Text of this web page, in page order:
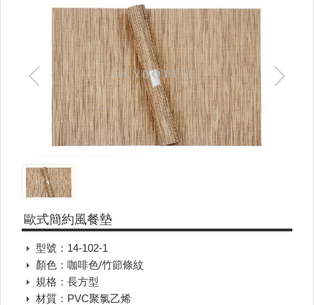
歐式簡約風餐墊
型號：14-102-1
顏色：咖啡色/竹節條紋
規格：長方型
材質：PVC聚氯乙烯